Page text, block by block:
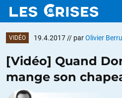
VIDÉO 19.4.2017 // parOlivier
[Vidéo] Quand
mange son